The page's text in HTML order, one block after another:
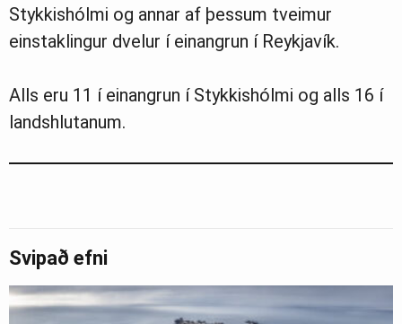
Stykkishólmi og annar af þessum tveimur
einstaklingur dvelur í einangrun í Reykjavík.
Alls eru 11 í einangrun í Stykkishólmi og alls 16 í
landshlutanum.
Svipað efni